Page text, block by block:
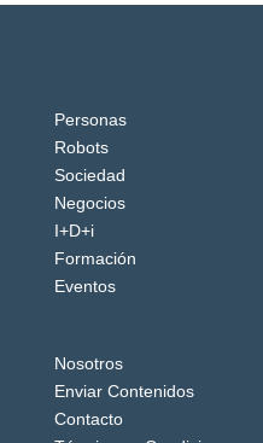
Personas
Robots
Sociedad
Negocios
I+D+i
Formación
Eventos
Nosotros
Enviar Contenidos
Contacto